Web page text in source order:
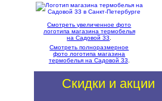
Смотреть увеличенное фото
логотипа магазина термобелья
на Садовой 33
Смотреть полноразмерное
фото логотипа магазина
термобелья на Садовой 33
Скидки и акции